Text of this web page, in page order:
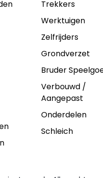
Trekkers
Werktuigen
Zelfrijders
Grondverzet
Bruder
Verbouwd /
Aangepast
Onderdelen
Schleich